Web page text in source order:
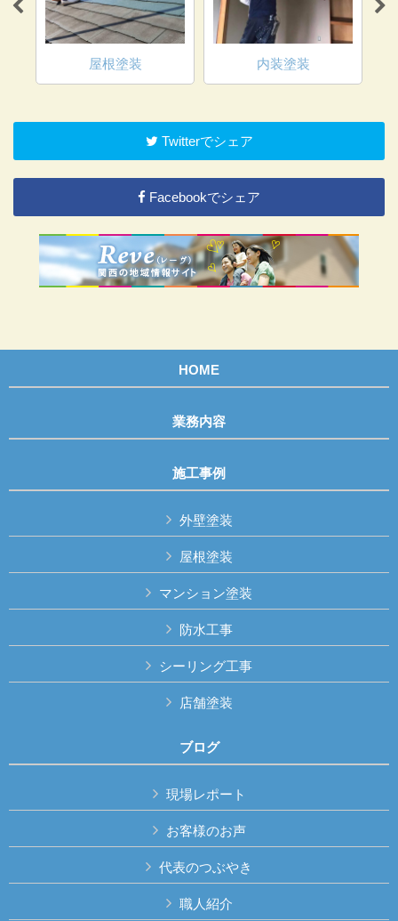
屋根塗装 内装塗装
Twitterでシェア
Facebookでシェア
HOME
業務内容
施工事例
外壁塗装
屋根塗装
マンション塗装
防水工事
シーリング工事
店舗塗装
ブログ
現場レポート
お客様のお声
代表のつぶやき
職人紹介